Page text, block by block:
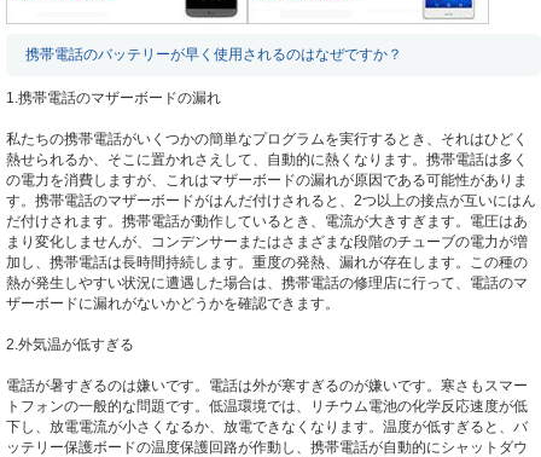
携帯電話のバッテリーが早く使用されるのはなぜですか？
1.携帯電話のマザーボードの漏れ
私たちの携帯電話がいくつかの簡単なプログラムを実行するとき、それはひどく
熱せられるか、そこに置かれさえして、自動的に熱くなります。携帯電話は多く
の電力を消費しますが、これはマザーボードの漏れが原因である可能性がありま
す。携帯電話のマザーボードがはんだ付けされると、2つ以上の接点が互いにはん
だ付けされます。携帯電話が動作しているとき、電流が大きすぎます。電圧はあ
まり変化しませんが、コンデンサーまたはさまざまな段階のチューブの電力が増
加し、携帯電話は長時間持続します。重度の発熱、漏れが存在します。この種の
熱が発生しやすい状況に遭遇した場合は、携帯電話の修理店に行って、電話のマ
ザーボードに漏れがないかどうかを確認できます。
2.外気温が低すぎる
電話が暑すぎるのは嫌いです。電話は外が寒すぎるのが嫌いです。寒さもスマー
トフォンの一般的な問題です。低温環境では、リチウム電池の化学反応速度が低
下し、放電電流が小さくなるか、放電できなくなります。温度が低すぎると、バ
ッテリー保護ボードの温度保護回路が作動し、携帯電話が自動的にシャットダウ